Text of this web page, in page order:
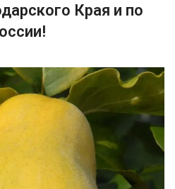
Края и по